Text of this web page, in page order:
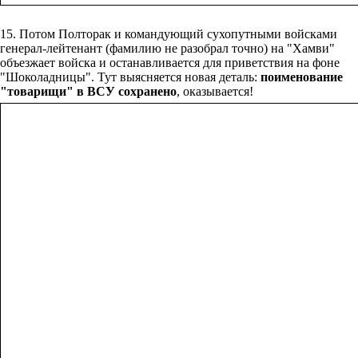
15. Потом Полторак и командующий сухопутными войсками
генерал-лейтенант (фамилию не разобрал точно) на "Хамви"
объезжает войска и останавливается для приветствия на фоне
"Шоколадницы". Тут выясняется новая деталь: поименование
"товарищи" в ВСУ сохранено, оказывается!